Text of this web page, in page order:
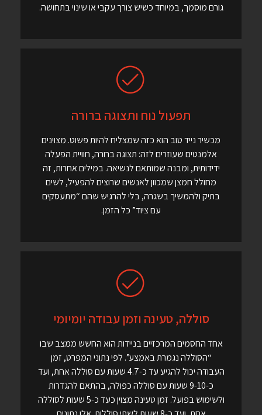
גורם מוסמך, במיוחד כשיש צורך עקבי או שינוי בתחושה.
תפעול נוח ותצוגה ברורה
מכשיר נייד טוב הוא כזה שמצליח להיות פשוט. מצוינים
אלמנטים שעוזרים לזה: תצוגה ברורה, חוויית הפעלה
ידידותית, ומבנה שמותאם לנשיאה. במילים אחרות, זה
מחולל חמצן שמכוון לאנשים שרוצים להפעיל, לשים
בתיק ולהמשיך בשגרה, בלי להרגיש שהם “מתעסקים
עם ציוד” כל הזמן.
סוללה, טעינה וזמן עבודה יומיומי
אחד החסמים המרכזיים בניידות הוא החשש ממצב שבו
“הסוללה נגמרת באמצע”. לפי נתוני המפרט, זמן
העבודה יכול להגיע עד כ-4.7 שעות עם סוללה אחת, ועד
כ-9-10 שעות עם סוללה כפולה, בהתאם להגדרות
ולשימוש בפועל. זמן טעינה מצוין כעד כ-5 שעות לסוללה